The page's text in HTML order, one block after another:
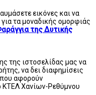
εικόνες και να
τα μοναδικής ομορφιάς
της Δυτικής
της ιστοσελίδας μας να
να δει διαφημίσεις
που αφορούν
ΚΤΕΛ Χανίων-Ρεθύμνου